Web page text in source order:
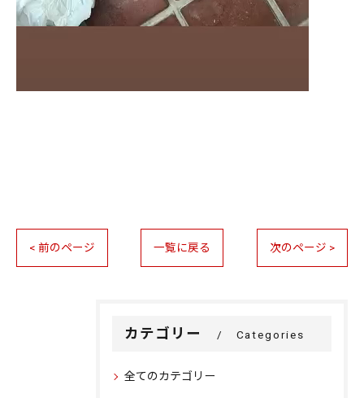
< 前のページ 一覧に戻る 次のページ >
カテゴリー Categories
全てのカテゴリー